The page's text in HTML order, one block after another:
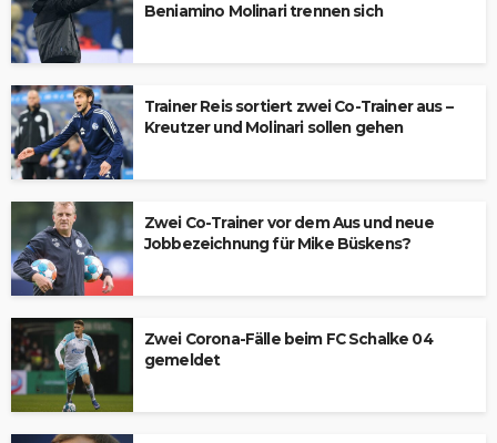
Beniamino Molinari trennen sich
Trainer Reis sortiert zwei Co-Trainer aus –
Kreutzer und Molinari sollen gehen
Zwei Co-Trainer vor dem Aus und neue
Jobbezeichnung für Mike Büskens?
Zwei Corona-Fälle beim FC Schalke 04
gemeldet